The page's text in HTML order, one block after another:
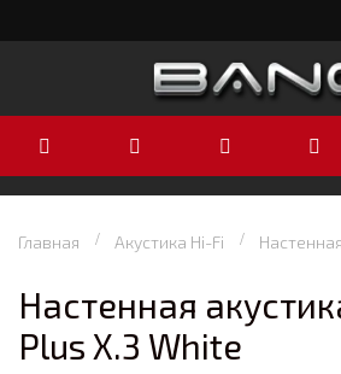
Главная Акустика Hi-Fi
Настенная
Plus X.3 White